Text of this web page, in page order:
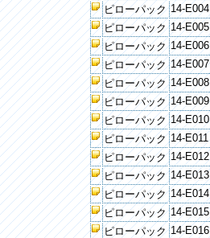
ピローパック 14-E004
ピローパック 14-E005
ピローパック 14-E006
ピローパック 14-E007
ピローパック 14-E008
ピローパック 14-E009
ピローパック 14-E010
ピローパック 14-E011
ピローパック 14-E012
ピローパック 14-E013
ピローパック 14-E014
ピローパック 14-E015
ピローパック 14-E016